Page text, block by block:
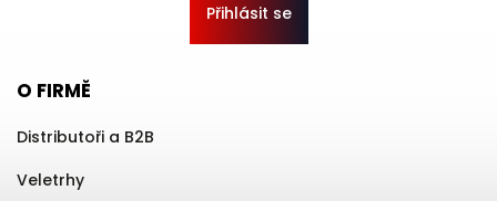
Přihlásit se
O FIRMĚ
Distributoři a B2B
Veletrhy